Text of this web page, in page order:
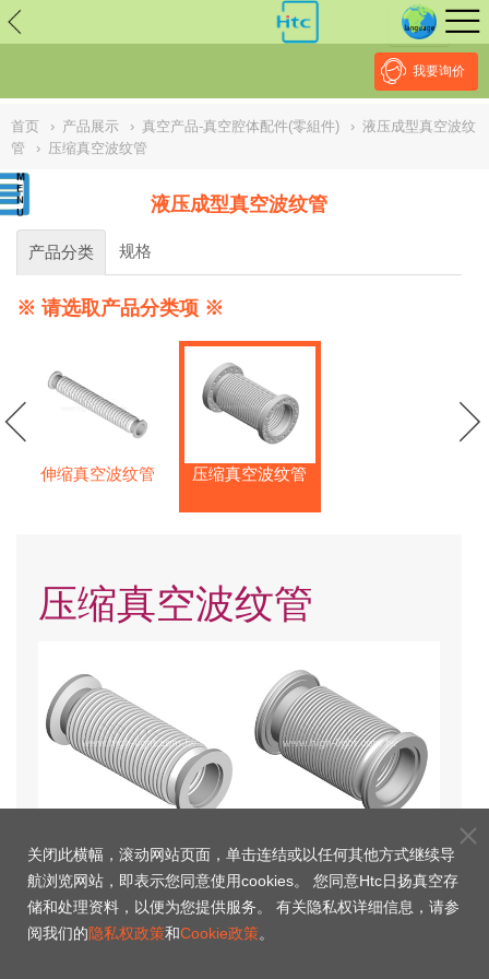
// replaced by scott on 2026/7/20 reason: high risk: Unsafe
Implementation Of Subresource Integrity /**/ // ------------------------------
我要询价
首页 › 产品展示 › 真空产品-真空腔体配件(零組件) › 液压成型真空波纹
管
› 压缩真空波纹管
液压成型真空波纹管
产品分类 规格
※ 请选取产品分类项 ※
伸缩真空波纹管 压缩真空波纹管
压缩真空波纹管
KF法兰连结压缩波纹管 ISO法兰连结压缩波纹管
关闭此横幅，滚动网站页面，单击连结或以任何其他方式继续导
航浏览网站，即表示您同意使用cookies。 您同意Htc日扬真空存
储和处理资料，以便为您提供服务。 有关隐私权详细信息，请参
阅我们的隐私权政策和Cookie政策。